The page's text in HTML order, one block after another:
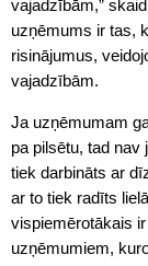
vajadzībām,”
uzņēmums ir tas,
risinājumus,
vajadzībām.
Ja uzņēmumam
pa pilsētu, tad nav
tiek darbināts ar
ar to tiek radīts
vispiemērotākais
uzņēmumiem,